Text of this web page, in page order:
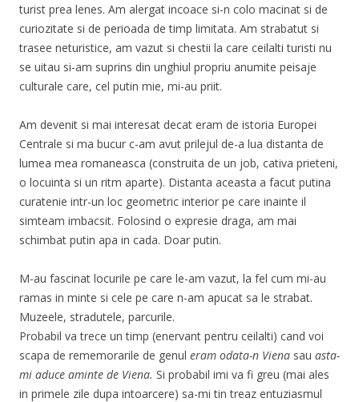
turist prea lenes. Am alergat incoace si-n colo macinat si de
curiozitate si de perioada de timp limitata. Am strabatut si
trasee neturistice, am vazut si chestii la care ceilalti turisti nu
se uitau si-am suprins din unghiul propriu anumite peisaje
culturale care, cel putin mie, mi-au priit.
Am devenit si mai interesat decat eram de istoria Europei
Centrale si ma bucur c-am avut prilejul de-a lua distanta de
lumea mea romaneasca (construita de un job, cativa prieteni,
o locuinta si un ritm aparte). Distanta aceasta a facut putina
curatenie intr-un loc geometric interior pe care inainte il
simteam imbacsit. Folosind o expresie draga, am mai
schimbat putin apa in cada. Doar putin.
M-au fascinat locurile pe care le-am vazut, la fel cum mi-au
ramas in minte si cele pe care n-am apucat sa le strabat.
Muzeele, stradutele, parcurile.
Probabil va trece un timp (enervant pentru ceilalti) cand voi
scapa de rememorarile de genul eram odata-n Viena sau asta-
mi aduce aminte de Viena. Si probabil imi va fi greu (mai ales
in primele zile dupa intoarcere) sa-mi tin treaz entuziasmul